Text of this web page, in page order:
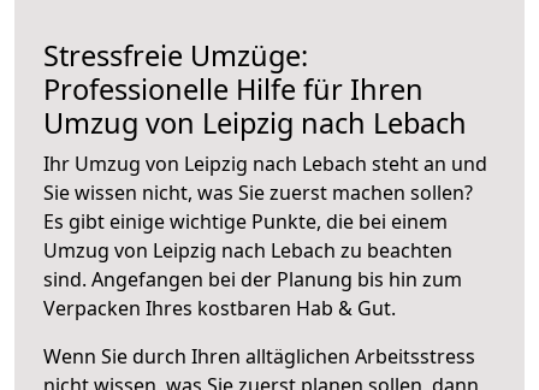
Stressfreie Umzüge:
Professionelle Hilfe für Ihren
Umzug von Leipzig nach Lebach
Ihr Umzug von Leipzig nach Lebach steht an und
Sie wissen nicht, was Sie zuerst machen sollen?
Es gibt einige wichtige Punkte, die bei einem
Umzug von Leipzig nach Lebach zu beachten
sind. Angefangen bei der Planung bis hin zum
Verpacken Ihres kostbaren Hab & Gut.
Wenn Sie durch Ihren alltäglichen Arbeitsstress